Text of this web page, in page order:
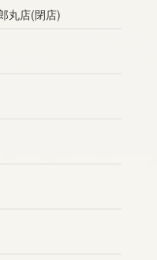
丸店(閉店)